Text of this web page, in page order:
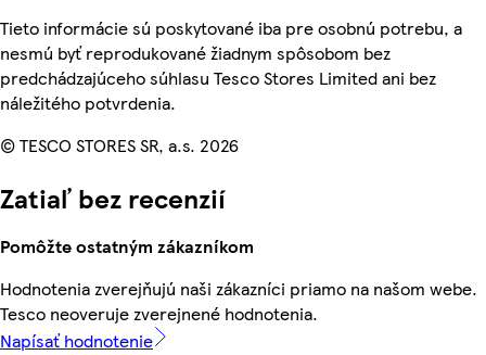
Tieto informácie sú poskytované iba pre osobnú potrebu, a
nesmú byť reprodukované žiadnym spôsobom bez
predchádzajúceho súhlasu Tesco Stores Limited ani bez
náležitého potvrdenia.
© TESCO STORES SR, a.s. 2026
Zatiaľ bez recenzií
Pomôžte ostatným zákazníkom
Hodnotenia zverejňujú naši zákazníci priamo na našom webe.
Tesco neoveruje zverejnené hodnotenia.
Napísať hodnotenie